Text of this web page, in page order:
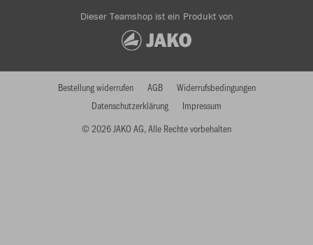
Dieser Teamshop ist ein Produkt von
© 2026 JAKO AG, Alle Rechte vorbehalten
Bestellung widerrufen AGB
Widerrufsbedingungen
Datenschutzerklärung
Impressum